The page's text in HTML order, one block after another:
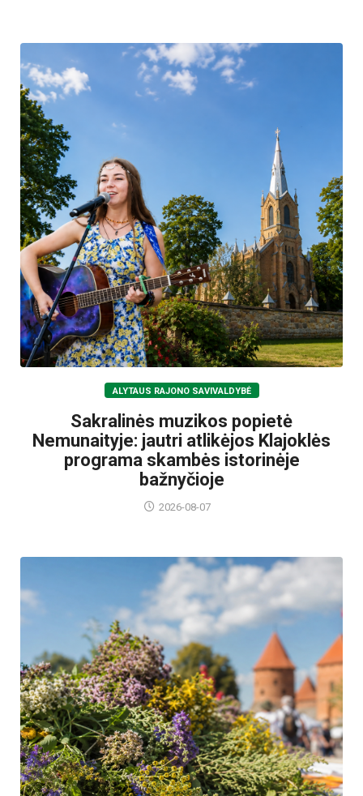
ALYTAUS RAJONO SAVIVALDYBĖ
Sakralinės muzikos popietė
Nemunaityje: jautri atlikėjos Klajoklės
programa skambės istorinėje
bažnyčioje
2026-08-07